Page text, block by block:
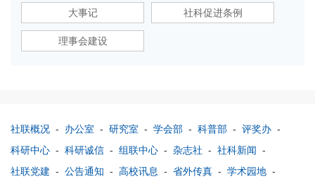
大事记 社科促进条例
理事会建设
社联概况 - 办公室 - 研究室 - 学会部 - 科普部 - 评奖办 -
科研中心 - 科研诚信 - 组联中心 - 杂志社 - 社科新闻 -
社联党建 - 公告通知 - 高校讯息 - 省外传真 - 学术园地 -